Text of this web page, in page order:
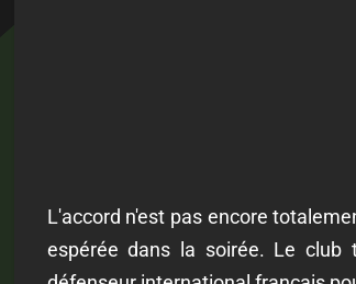
L'accord n'est pas encore
espérée dans la soirée. Le club